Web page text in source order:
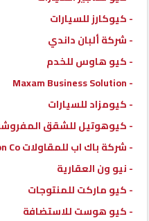
POWERED
QHOST
- كيوكارز للسيارات
- شركة ألبان داندي
- كيو هاوس للخدم
- Maxam Business Solution
- كيومزاد للسيارات
- كيوهوتيل للشقق
- شركة باك اب للمقاولات Back Up Construction Co
- نيو ون العقارية
- كيو ماركت للمنتوجات
- كيو هوست للاستضافة